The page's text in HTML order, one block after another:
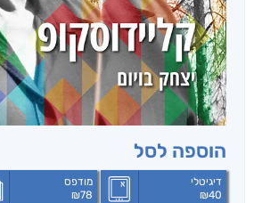
הוספה לסל
דיגיטלי
₪40
מודפס
₪78